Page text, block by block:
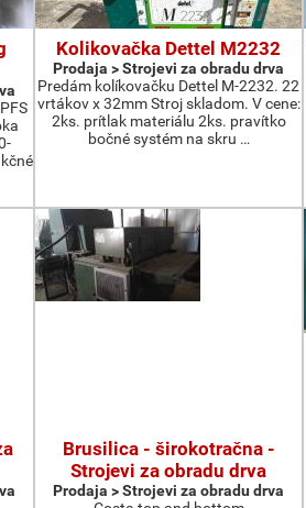
Kolikovačka Dettel M2232
Prodaja > Strojevi za obradu drva
Predám kolíkovačku Dettel M-2232. 22
vrtákov x 32mm Stroj skladom. V cene:
2ks. prítlak materiálu 2ks. pravítko
bočné systém na skru …
Brusilica - širokotračna -
Strojevi za obradu drva
Prodaja > Strojevi za obradu drva